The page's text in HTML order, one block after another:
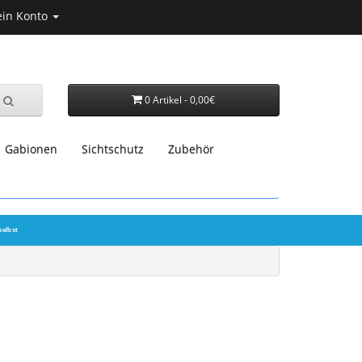
Konto
0 Artikel - 0,00€
Gabionen Sichtschutz Zubehör